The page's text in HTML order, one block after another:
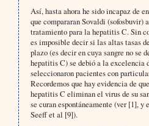
Así, hasta ahora he sido incapaz de
que compararan Sovaldi (sofosbuvir)
tratamiento para la hepatitis C. Sin
es imposible decir si las altas tasas
plazo (es decir en cuya sangre no se
hepatitis C) se debió a la excelencia
seleccionaron pacientes con
Recordemos que hay evidencia de
hepatitis C eliminan el virus de su
se curan espontáneamente (ver [1], y
Seeff et al [9]).